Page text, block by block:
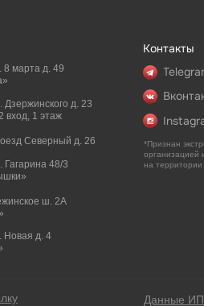
8 марта д. 49
*Признан
организацией
на территории
Контакты
Дзержинского д. 23
вход, 1 этаж
Гагарина 48/3
ш. 2А
Новая д. 4
Северный д. 26
Данные ИП